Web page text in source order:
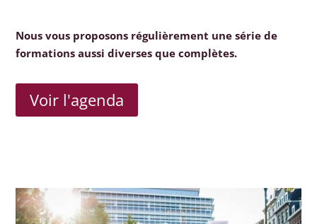
Nous vous proposons régulièrement une série de
formations aussi diverses que complètes.
Voir l'agenda